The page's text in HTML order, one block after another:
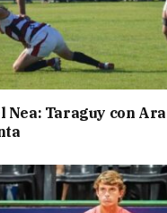
Nea: Taraguy con